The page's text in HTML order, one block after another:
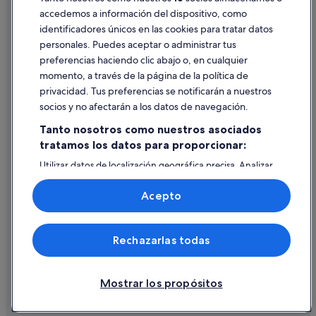
Ayuda
Cancelar un vuelo
Cancelar una reserva de hotel o de un alquiler vacacional
Utilizar un cupón de Expedia
Documentos para viajes internacionales
© 2026 Expedia, Inc., una empresa de Expedia Group. Todos los
derechos reservados. Expedia y el logotipo de Expedia son marcas
comerciales o marcas comerciales registradas de Expedia, Inc.
accedemos a información del dispositivo, como
identificadores únicos en las cookies para tratar datos
personales. Puedes aceptar o administrar tus
preferencias haciendo clic abajo o, en cualquier
momento, a través de la página de la política de
privacidad. Tus preferencias se notificarán a nuestros
socios y no afectarán a los datos de navegación.
Tanto nosotros como nuestros asociados
tratamos los datos para proporcionar:
Utilizar datos de localización geográfica precisa. Analizar
activamente las características del dispositivo para su
identificación. Almacenar la información en un dispositivo
y/o acceder a ella. Publicidad y contenido personalizados,
medición de publicidad y contenido, investigación de
audiencia y desarrollo de servicios.
Lista de asociados (proveedores)
Mostrar los propósitos
Rechazarlas todas
Acepto